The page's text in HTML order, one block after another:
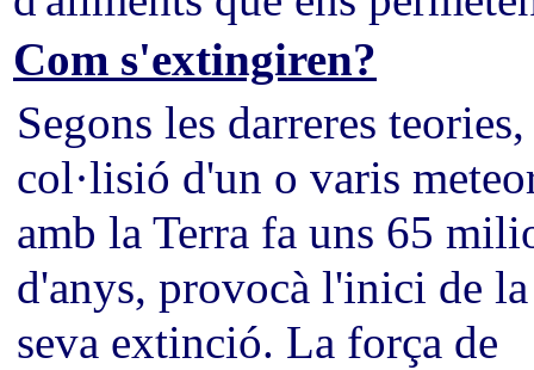
Com s'extingiren?
Segons les darreres
col·lisió d'un o varis
amb la Terra fa uns 65
d'anys, provocà l'inici de la
seva extinció. La força de